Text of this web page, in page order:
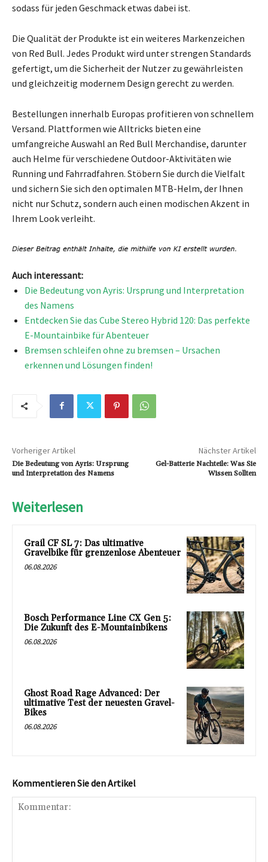
sodass für jeden Geschmack etwas dabei ist.
Die Qualität der Produkte ist ein weiteres Markenzeichen
von Red Bull. Jedes Produkt wird unter strengen Standards
gefertigt, um die Sicherheit der Nutzer zu gewährleisten
und gleichzeitig modernem Design gerecht zu werden.
Bestellungen innerhalb Europas profitieren von schnellem
Versand. Plattformen wie Alltricks bieten eine
umfangreiche Auswahl an Red Bull Merchandise, darunter
auch Helme für verschiedene Outdoor-Aktivitäten wie
Running und Fahrradfahren. Stöbern Sie durch die Vielfalt
und sichern Sie sich den optimalen MTB-Helm, der Ihnen
nicht nur Schutz, sondern auch einen modischen Akzent in
Ihrem Look verleiht.
Auch interessant:
Die Bedeutung von Ayris: Ursprung und Interpretation
des Namens
Entdecken Sie das Cube Stereo Hybrid 120: Das perfekte
E-Mountainbike für Abenteuer
Bremsen schleifen ohne zu bremsen – Ursachen
erkennen und Lösungen finden!
Vorheriger Artikel
Die Bedeutung von Ayris: Ursprung
und Interpretation des Namens
Nächster Artikel
Gel-Batterie Nachteile: Was Sie
Wissen Sollten
Weiterlesen
Grail CF SL 7: Das ultimative
Gravelbike für grenzenlose Abenteuer
06.08.2026
Bosch Performance Line CX Gen 5:
Die Zukunft des E-Mountainbikens
06.08.2026
Ghost Road Rage Advanced: Der
ultimative Test der neuesten Gravel-
Bikes
06.08.2026
Kommentieren Sie den Artikel